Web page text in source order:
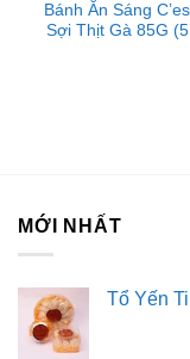
đường, sữa bột,
Bảo quản nơi khô
tiếp.
Liên hệ với Sài Gòn
Trang Fanpage Sài
Bánh Ăn Sáng
Sợi Thịt Gà 85G
MỚI NHẤT
Tổ Yến